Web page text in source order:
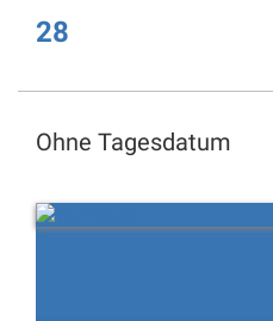
28
Ohne Tagesdatum